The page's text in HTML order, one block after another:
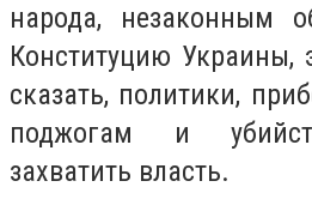
народа, незаконным
Конституцию Украины,
сказать, политики,
поджогам и
захватить власть.